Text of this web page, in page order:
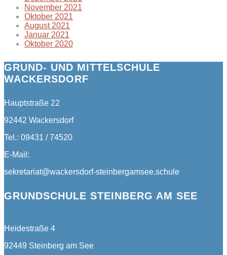
November 2021
Oktober 2021
August 2021
Januar 2021
Oktober 2020
GRUND- UND MITTELSCHULE
WACKERSDORF
Hauptstraße 22
92442 Wackersdorf
Tel.: 09431 / 74520
E-Mail:
sekretariat@wackersdorf-steinbergamsee.schule
GRUNDSCHULE STEINBERG AM SEE
Heidestraße 4
92449 Steinberg am See